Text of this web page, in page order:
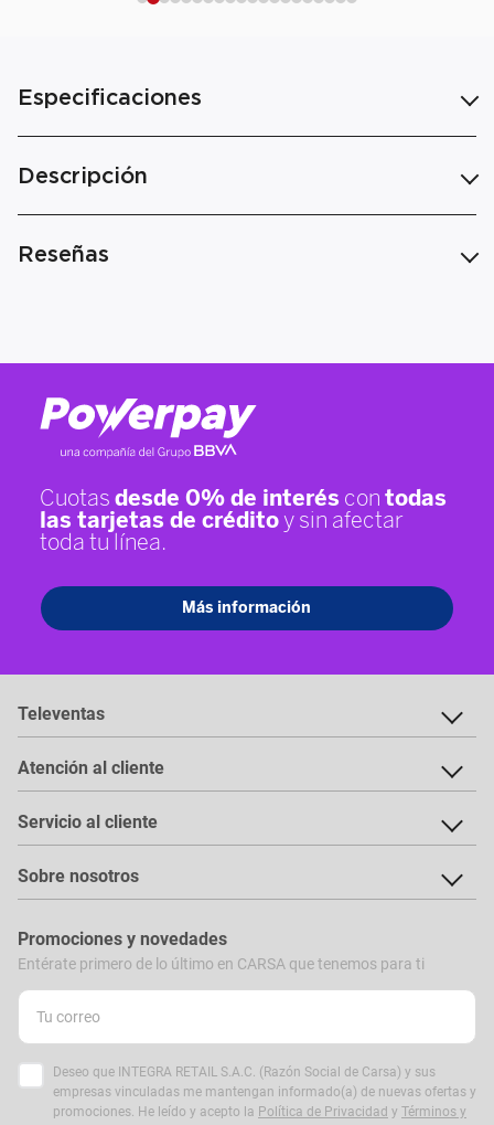
Especificaciones
Descripción
Reseñas
Televentas
Atención al cliente
Servicio al cliente
Sobre nosotros
Promociones y novedades
Entérate primero de lo último en CARSA que tenemos para ti
Deseo que INTEGRA RETAIL S.A.C. (Razón Social de Carsa) y sus
empresas vinculadas me mantengan informado(a) de nuevas ofertas y
promociones. He leído y acepto la Política de Privacidad y Términos y